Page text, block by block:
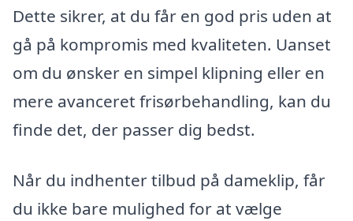
Dette sikrer, at du får en god pris uden at
gå på kompromis med kvaliteten. Uanset
om du ønsker en simpel klipning eller en
mere avanceret frisørbehandling, kan du
finde det, der passer dig bedst.
Når du indhenter tilbud på dameklip, får
du ikke bare mulighed for at vælge